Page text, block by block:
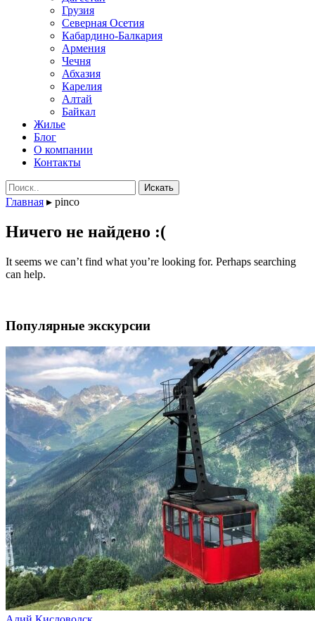
Грузия
Северная Осетия
Кабардино-Балкария
Армения
Чечня
Абхазия
Карелия
Алтай
Байкал
Жилье
Блог
О компании
Контакты
Поиск:
Главная ▸ pinco
Ничего не найдено :(
It seems we can’t find what you’re looking for. Perhaps searching
can help.
Популярные экскурсии